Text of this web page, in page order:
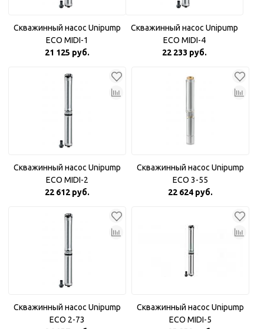
Скважинный насос Unipump
ECO MIDI-1
21 125 руб.
Скважинный насос Unipump
ECO MIDI-4
22 233 руб.
Скважинный насос Unipump
ECO MIDI-2
22 612 руб.
Скважинный насос Unipump
ECO 3-55
22 624 руб.
Скважинный насос Unipump
ECO 2-73
Скважинный насос Unipump
ECO MIDI-5